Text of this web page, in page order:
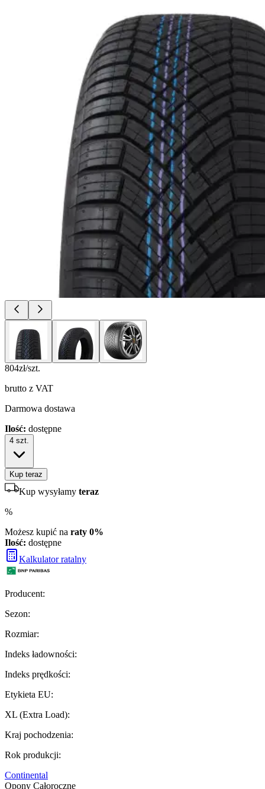
804zł/szt.
brutto z VAT
Darmowa dostawa
Ilość: dostępne
4 szt.
Kup teraz
Kup wysyłamy teraz
%
Możesz kupić na raty 0%
Ilość: dostępne
Kalkulator ratalny
Producent:
Sezon:
Rozmiar:
Indeks ładowności:
Indeks prędkości:
Etykieta EU:
XL (Extra Load):
Kraj pochodzenia:
Rok produkcji:
Continental
Opony Całoroczne